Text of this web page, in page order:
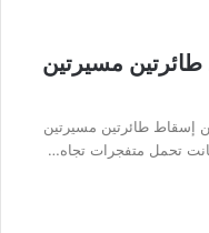
مسيرتين
إسقاط طائرتين مسيرتين
كانت تحمل متفجرات تجاه…